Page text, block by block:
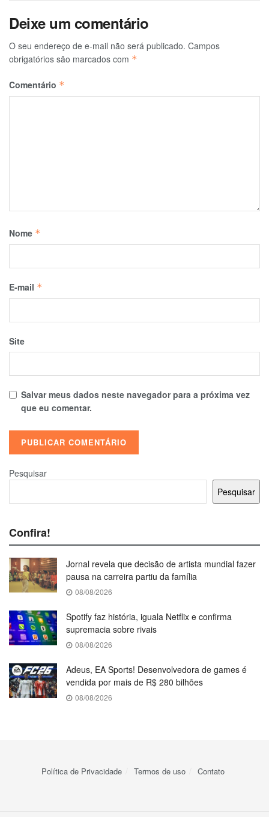
Deixe um comentário
O seu endereço de e-mail não será publicado. Campos
obrigatórios são marcados com *
Comentário *
Nome *
E-mail *
Site
Salvar meus dados neste navegador para a próxima vez
que eu comentar.
Pesquisar
Pesquisar
Confira!
Jornal revela que decisão de artista mundial fazer
pausa na carreira partiu da família
08/08/2026
Spotify faz história, iguala Netflix e confirma
supremacia sobre rivais
08/08/2026
Adeus, EA Sports! Desenvolvedora de games é
vendida por mais de R$ 280 bilhões
08/08/2026
Política de Privacidade Termos de uso Contato